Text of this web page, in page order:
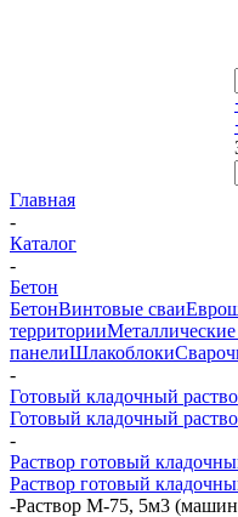
Главная
-
Каталог
-
Бетон
БетонВинтовые сваи
территории
панелиШлакоблоки
-
Готовый кладочный
Готовый кладочный
-
Раствор готовый
Раствор готовый
-Раствор М-75, 5м3